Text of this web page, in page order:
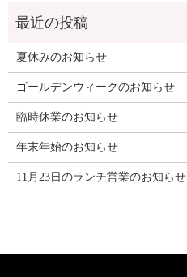
夏休みのお知らせ
ゴールデンウィークのお知らせ
臨時休業のお知らせ
年末年始のお知らせ
11月23日のランチ営業のお知らせ